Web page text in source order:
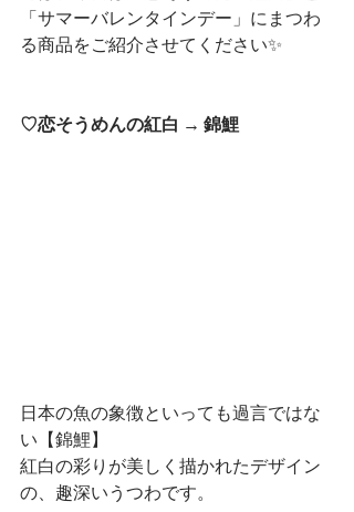
「サマーバレンタインデー」にまつわ
る商品をご紹介させてください✨
♡恋そうめんの紅白 → 錦鯉
日本の魚の象徴といっても過言ではな
い【錦鯉】
紅白の彩りが美しく描かれたデザイン
の、趣深いうつわです。